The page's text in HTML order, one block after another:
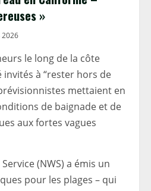
»
2026
le long de la côte
à “rester hors de
mettaient en
de baignade et de
aux fortes vagues
(NWS) a émis un
pour les plages – qui